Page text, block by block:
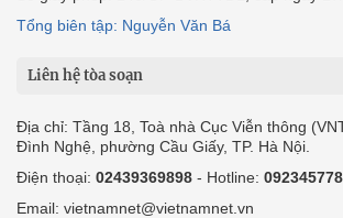
Tổng biên tập: Nguyễn Văn Bá
Liên hệ tòa soạn
Địa chỉ: Tầng 18, Toà nhà Cục Viễn thông
Đình Nghệ, phường Cầu Giấy, TP. Hà Nội.
Điện thoại: 02439369898 - Hotline:
Email: vietnamnet@vietnamnet.vn